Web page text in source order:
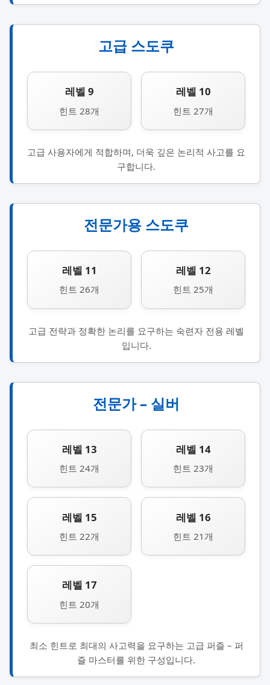
고급 스도쿠
레벨 9
힌트 28개
레벨 10
힌트 27개
고급 사용자에게 적합하며, 더욱 깊은 논리적 사고를 요
구합니다.
전문가용 스도쿠
레벨 11
힌트 26개
레벨 12
힌트 25개
고급 전략과 정확한 논리를 요구하는 숙련자 전용 레벨
입니다.
전문가 – 실버
레벨 13
힌트 24개
레벨 14
힌트 23개
레벨 15
힌트 22개
레벨 16
힌트 21개
레벨 17
힌트 20개
최소 힌트로 최대의 사고력을 요구하는 고급 퍼즐 – 퍼
즐 마스터를 위한 구성입니다.